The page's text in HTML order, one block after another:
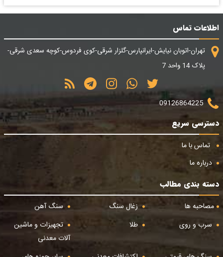
اطلاعات تماس
تهران-اتوبان نیایش-ایرانپارس-گلزار شرقی-کوی فردوس-کوچه سعدی شرقی-
پلاک 14 واحد 7
09126864225
دسترسی سریع
تماس با ما
درباره ما
دسته بندی مطالب
مصاحبه ها
زغال سنگ
سنگ آهن
سرب و روی
طلا
تجهیزات و ماشین
آلات معدنی